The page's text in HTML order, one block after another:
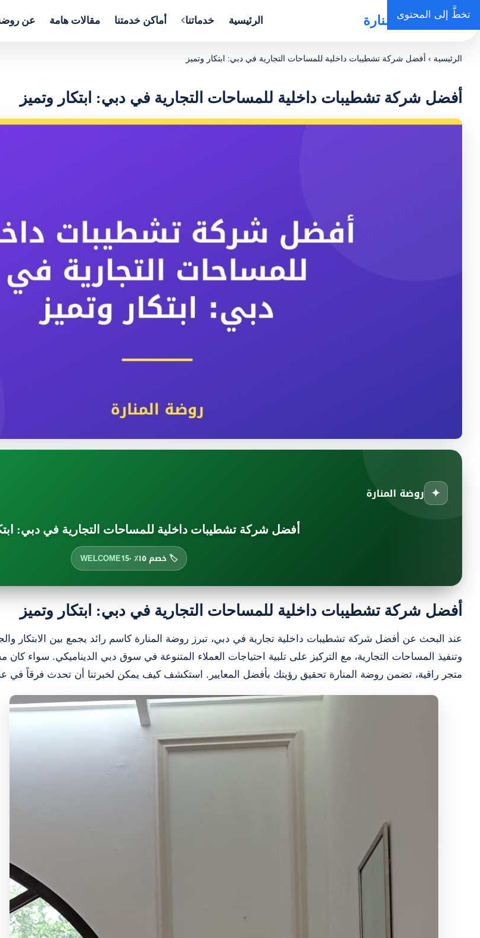
تخطَّ إلى المحتوى
روضة المنارة الرئيسية خدماتنا أماكن خدمتنا مقالات هامة عن روضة
الرئيسية › أفضل شركة تشطيبات داخلية للمساحات التجارية في دبي: ابتكار وتميز
أفضل شركة تشطيبات داخلية للمساحات التجارية في دبي: ابتكار وتميز
✦ روضة المنارة
أفضل شركة تشطيبات داخلية للمساحات التجارية في دبي:
🏷️ خصم ١٥٪ · WELCOME15
أفضل شركة تشطيبات داخلية للمساحات التجارية في دبي: ابتكار وتميز
عند البحث عن أفضل شركة تشطيبات داخلية تجارية في دبي، تبرز روضة المنارة كاسم رائد يجمع بين الابتكار
وتنفيذ المساحات التجارية، مع التركيز على تلبية احتياجات العملاء المتنوعة في سوق دبي الديناميكي. سواء
متجر راقية، تضمن روضة المنارة تحقيق رؤيتك بأفضل المعايير. استكشف كيف يمكن لخبرتنا أن تحدث فرقاً في